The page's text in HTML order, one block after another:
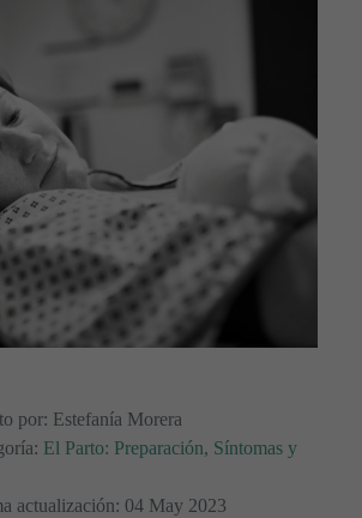
por: Estefanía Morera
El Parto: Preparación, Síntomas y
actualización: 04 May 2023